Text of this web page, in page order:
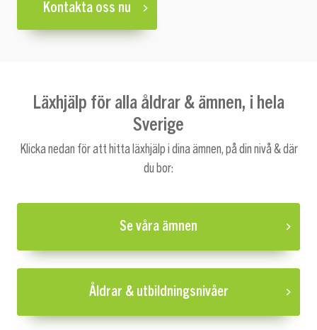
Kontakta oss nu
Läxhjälp för alla åldrar & ämnen, i hela
Sverige
Klicka nedan för att hitta läxhjälp i dina ämnen, på din nivå & där
du bor:
Se våra ämnen
Åldrar & utbildningsnivåer